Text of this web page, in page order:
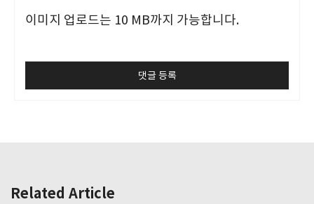
이미지 업로드는 10 MB까지 가능합니다.
Related Article